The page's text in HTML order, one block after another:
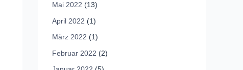
Mai 2022 (13)
April 2022 (1)
März 2022 (1)
Februar 2022 (2)